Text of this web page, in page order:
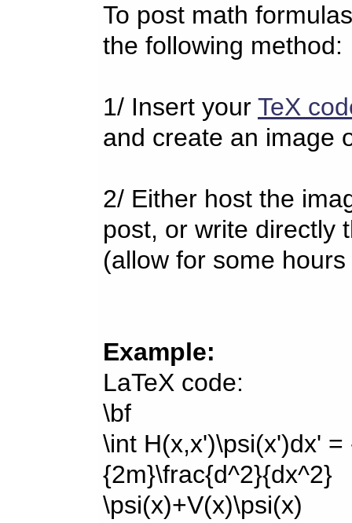
To post math
the following method:
1/ Insert your TeX
and create an image
2/ Either host the
post, or write directly
(allow for some
Example:
LaTeX code:
\bf
\int H(x,x')\psi(x')dx'
{2m}\frac{d^2}{dx^2}
\psi(x)+V(x)\psi(x)